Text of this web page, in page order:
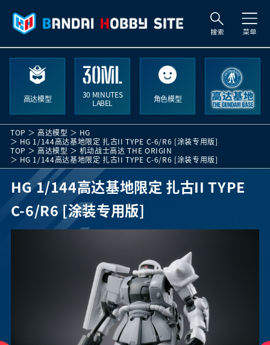
高达模型
30 MINUTES
LABEL
角色模型
TOP 高达模型
HG
HG 1/144高达基地限定 扎古II TYPE C-6/R6 [涂装专用版]
TOP
高达模型
机动战士高达 THE ORIGIN
HG 1/144高达基地限定 扎古II TYPE C-6/R6 [涂装专用版]
HG 1/144高达基地限定 扎古II TYPE
C-6/R6 [涂装专用版]